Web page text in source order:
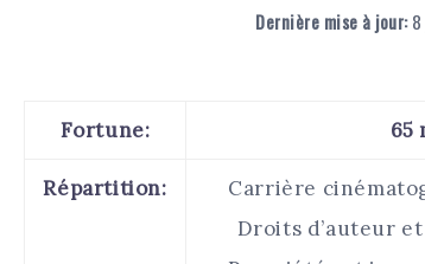
Dernière mise à jour:8
Fortune: 65
Répartition:
Carrière
Droits d’auteur